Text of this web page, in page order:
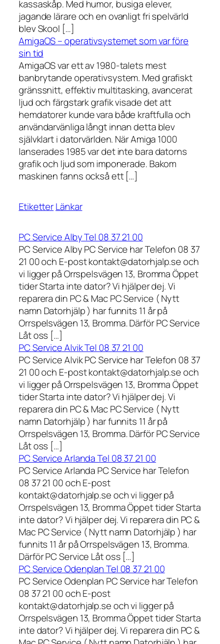
kassaskåp. Med humor, busiga elever,
jagande lärare och en ovanligt fri spelvärld
blev Skool […]
AmigaOS – operativsystemet som var före
sin tid
AmigaOS var ett av 1980-talets mest
banbrytande operativsystem. Med grafiskt
gränssnitt, effektiv multitasking, avancerat
ljud och färgstark grafik visade det att
hemdatorer kunde vara både kraftfulla och
användarvänliga långt innan detta blev
självklart i datorvärlden. När Amiga 1000
lanserades 1985 var det inte bara datorns
grafik och ljud som imponerade. Bakom
maskinen fanns också ett […]
EtiketterLänkar
PC Service Alby Tel 08 37 21 00
PC Service Alby PC Service har Telefon 08 37
21 00 och E-post kontakt@datorhjalp.se och
vi ligger på Orrspelsvägen 13, Bromma Öppet
tider Starta inte dator? Vi hjälper dej. Vi
reparera din PC & Mac PC Service ( Nytt
namn Datorhjälp ) har funnits 11 år på
Orrspelsvägen 13, Bromma. Därför PC Service
Låt oss […]
PC Service Alvik Tel 08 37 21 00
PC Service Alvik PC Service har Telefon 08 37
21 00 och E-post kontakt@datorhjalp.se och
vi ligger på Orrspelsvägen 13, Bromma Öppet
tider Starta inte dator? Vi hjälper dej. Vi
reparera din PC & Mac PC Service ( Nytt
namn Datorhjälp ) har funnits 11 år på
Orrspelsvägen 13, Bromma. Därför PC Service
Låt oss […]
PC Service Arlanda Tel 08 37 21 00
PC Service Arlanda PC Service har Telefon
08 37 21 00 och E-post
kontakt@datorhjalp.se och vi ligger på
Orrspelsvägen 13, Bromma Öppet tider Starta
inte dator? Vi hjälper dej. Vi reparera din PC &
Mac PC Service ( Nytt namn Datorhjälp ) har
funnits 11 år på Orrspelsvägen 13, Bromma.
Därför PC Service Låt oss […]
PC Service Odenplan Tel 08 37 21 00
PC Service Odenplan PC Service har Telefon
08 37 21 00 och E-post
kontakt@datorhjalp.se och vi ligger på
Orrspelsvägen 13, Bromma Öppet tider Starta
inte dator? Vi hjälper dej. Vi reparera din PC &